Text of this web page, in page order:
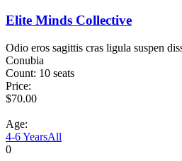
Elite Minds Collective
Odio eros sagittis cras ligula suspen
Conubia
Count: 10 seats
Price:
$70.00
Age:
4-6 YearsAll
0